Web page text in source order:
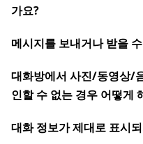
가요?
메시지를 보내거나 받을
대화방에서 사진/동영상/
인할 수 없는 경우 어떻게
대화 정보가 제대로 표시